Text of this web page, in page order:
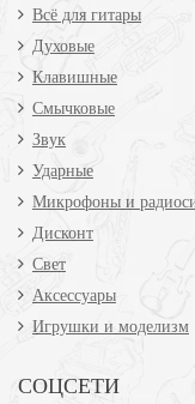
Всё для гитары
Духовые
Клавишные
Смычковые
Звук
Ударные
Микрофоны и
Дисконт
Свет
Аксессуары
Игрушки и моделизм
СОЦСЕТИ